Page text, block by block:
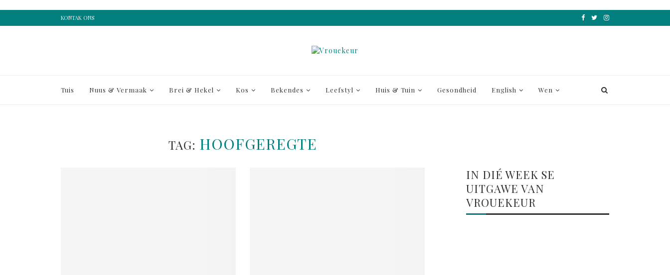
KONTAK ONS
Tuis Nuus & Vermaak Brei & Hekel Kos Bekendes Leefstyl Huis & Tuin Gesondheid English Wen
TAG: HOOFGEREGTE
IN DIÉ WEEK SE
UITGAWE VAN
VROUEKEUR